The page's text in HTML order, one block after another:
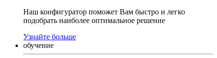
Наш конфигуратор поможет Вам быстро и легко
подобрать наиболее оптимальное решение
Узнайте больше
обучение